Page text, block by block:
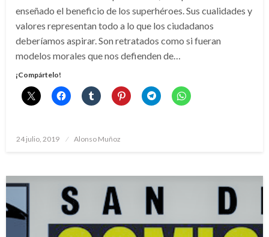
enseñado el beneficio de los superhéroes. Sus cualidades y
valores representan todo a lo que los ciudadanos
deberíamos aspirar. Son retratados como si fueran
modelos morales que nos defienden de…
¡Compártelo!
Publicado
24 julio, 2019 Alonso Muñoz